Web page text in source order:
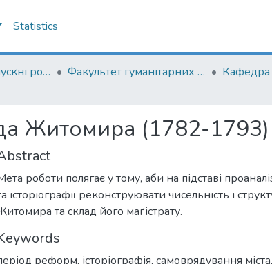
Statistics
Магістерські випускні роботи Факультет гуманітарних наук Кафедра
Житомира (1782-1793)
роботи полягає у тому, аби на підставі
історіографії реконструювати чисельність і
та склад його маґістрату.
реформ, історіографія, самоврядування міста,